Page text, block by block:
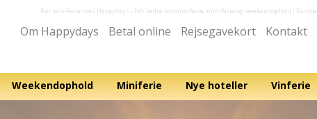
Kør selv-ferie med Happydays - lidt bedre sommerferie, miniferie og weekendophold i Europa
Om Happydays Betal online Rejsegavekort Kontakt
Weekendophold Miniferie Nye hoteller Vinferie